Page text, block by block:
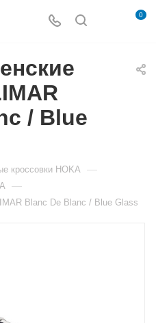
0
/ Blue
кроссовки HOKA —
—
Blanc De Blanc / Blue Glass